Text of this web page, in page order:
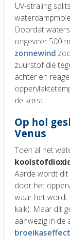
UV-straling
Doordat
ongeveer 500
zonnewind
zuurstof die
achter en
de korst.
Op hol
Venus
Toen al het
Aarde wordt
door het
waar het wordt
kalk). Maar dit
aanwezig in
broeikaseffect